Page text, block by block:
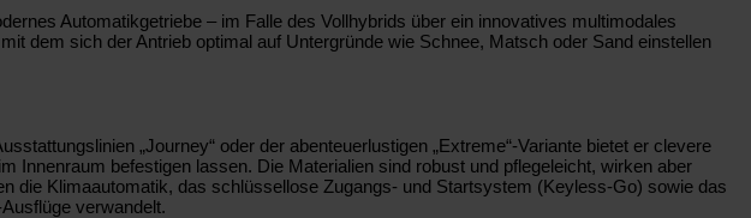
Automatikgetriebe – im Falle des Vollhybrids über ein innovatives multimodales
dem sich der Antrieb optimal auf Untergründe wie Schnee, Matsch oder Sand einstellen
„Journey“ oder der abenteuerlustigen „Extreme“-Variante bietet er clevere
Innenraum befestigen lassen. Die Materialien sind robust und pflegeleicht, wirken aber
die Klimaautomatik, das schlüssellose Zugangs- und Startsystem (Keyless-Go) sowie das
verwandelt.